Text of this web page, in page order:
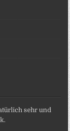
sehr und